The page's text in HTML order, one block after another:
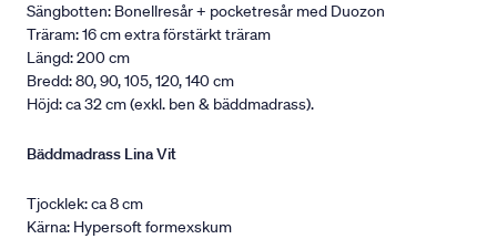
Sängbotten: Bonellresår + pocketresår med Duozon
Träram: 16 cm extra förstärkt träram
Längd: 200 cm
Bredd: 80, 90, 105, 120, 140 cm
Höjd: ca 32 cm (exkl. ben & bäddmadrass).
Bäddmadrass Lina Vit
Tjocklek: ca 8 cm
Kärna: Hypersoft formexskum